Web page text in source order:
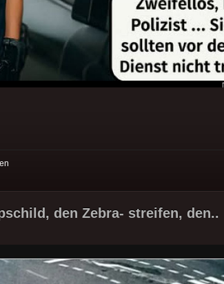
den Zebra- streifen, den..